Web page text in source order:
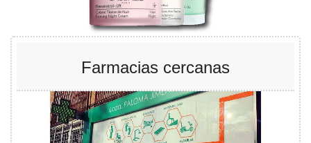
Farmacias cercanas